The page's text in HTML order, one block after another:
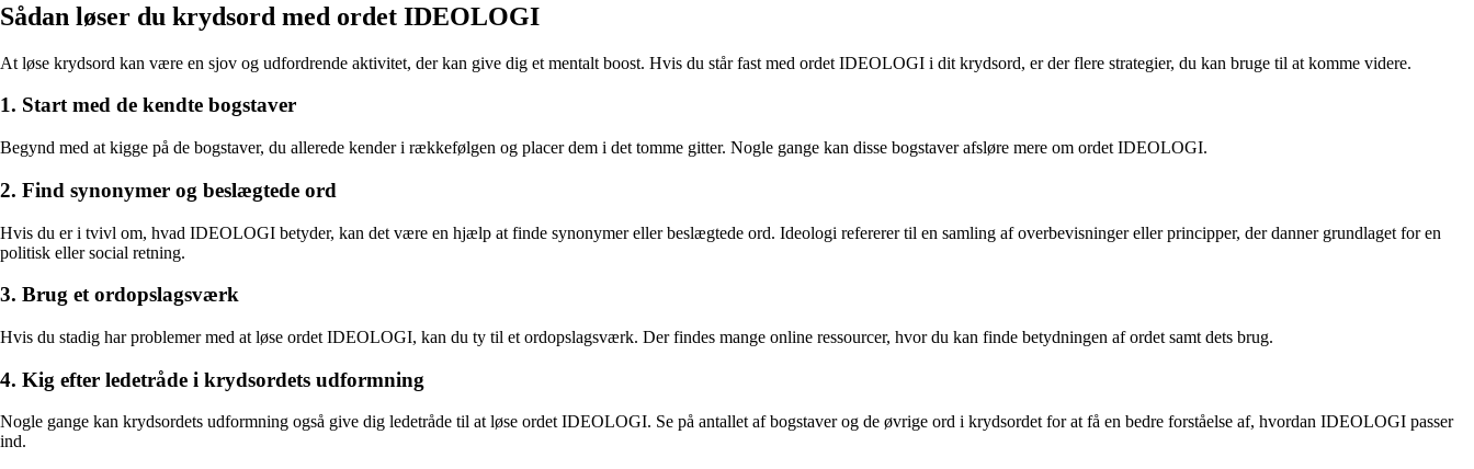
Sådan løser du krydsord med ordet IDEOLOGI
At løse krydsord kan være en sjov og udfordrende aktivitet, der kan give dig et mentalt boost. Hvis du står fast med ordet IDEOLOGI i dit krydsord, er der flere strategier, du kan bruge til at komme videre.
1. Start med de kendte bogstaver
Begynd med at kigge på de bogstaver, du allerede kender i rækkefølgen og placer dem i det tomme gitter. Nogle gange kan disse bogstaver afsløre mere om ordet IDEOLOGI.
2. Find synonymer og beslægtede ord
Hvis du er i tvivl om, hvad IDEOLOGI betyder, kan det være en hjælp at finde synonymer eller beslægtede ord. Ideologi refererer til en samling af overbevisninger eller principper, der danner grundlaget for en
politisk eller social retning.
3. Brug et ordopslagsværk
Hvis du stadig har problemer med at løse ordet IDEOLOGI, kan du ty til et ordopslagsværk. Der findes mange online ressourcer, hvor du kan finde betydningen af ordet samt dets brug.
4. Kig efter ledetråde i krydsordets udformning
Nogle gange kan krydsordets udformning også give dig ledetråde til at løse ordet IDEOLOGI. Se på antallet af bogstaver og de øvrige ord i krydsordet for at få en bedre forståelse af, hvordan IDEOLOGI passer
ind.